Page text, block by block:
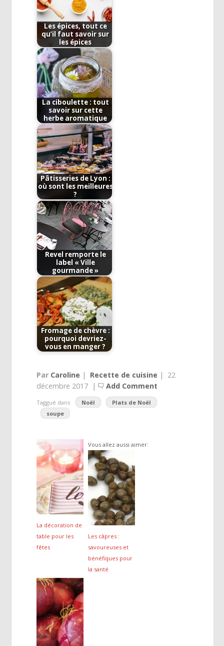
Les épices, tout ce
qu’il faut savoir sur
les épices
La ciboulette : tout
savoir sur cette
herbe aromatique
Pâtisseries de Lyon :
où sont les meilleures
?
Revel remporte le
label « Ville
gourmande »
Fromage de chèvre :
pourquoi devriez-
vous en manger ?
Par Caroline | Recette de cuisine | 22
décembre 2017 | Add Comment
Taggué dans Noël
Plats de Noël
soupe
Vous allez aussi aimer:
La décoration de
table pour les
fêtes
Les câpres :
savoureuses et
bénéfiques pour
la santé